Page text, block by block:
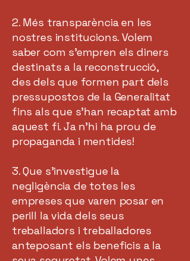
2. Més transparència en les
nostres institucions. Volem
saber com s'empren els diners
destinats a la reconstrucció,
des dels que formen part dels
pressupostos de la Generalitat
fins als que s’han recaptat amb
aquest fi. Ja n’hi ha prou de
propaganda i mentides!
3. Que s’investigue la
negligència de totes les
empreses que varen posar en
perill la vida dels seus
treballadors i treballadores
anteposant els beneficis a la